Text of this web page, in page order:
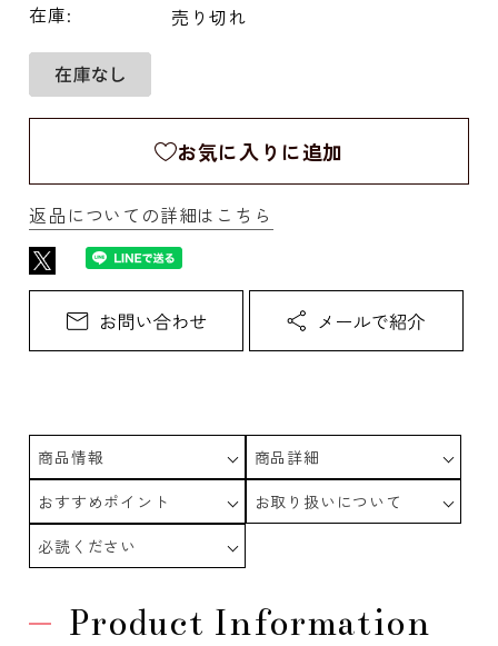
在庫:
売り切れ
お気に入りに追加
返品についての詳細はこちら
商品情報
商品詳細
おすすめポイント
お取り扱いについて
必読ください
Product Information